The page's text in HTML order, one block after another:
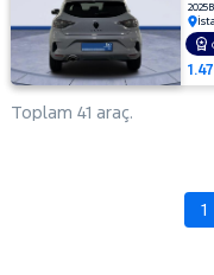
2025
Toplam 41 araç.
1